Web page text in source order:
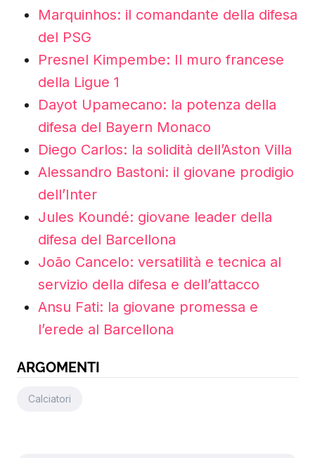
Marquinhos: il comandante della difesa
del PSG
Presnel Kimpembe: Il muro francese
della Ligue 1
Dayot Upamecano: la potenza della
difesa del Bayern Monaco
Diego Carlos: la solidità dell’Aston Villa
Alessandro Bastoni: il giovane prodigio
dell’Inter
Jules Koundé: giovane leader della
difesa del Barcellona
João Cancelo: versatilità e tecnica al
servizio della difesa e dell’attacco
Ansu Fati: la giovane promessa e
l’erede al Barcellona
ARGOMENTI
Calciatori